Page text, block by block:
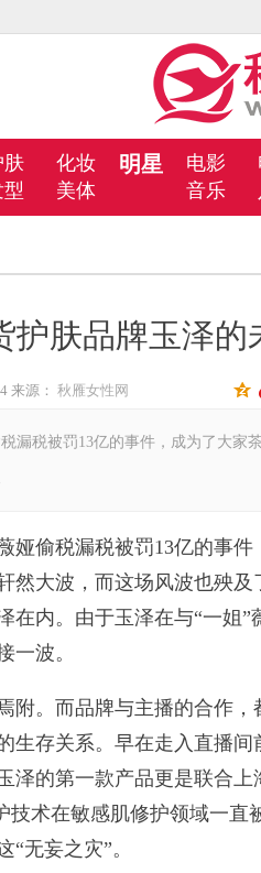
肤
化妆
美体
明星 电影
音乐
护肤品牌玉泽的
来源： 秋雁女性网
税被罚13亿的事件，成为了大家
偷税漏税被罚13亿的事件
然大波，而这场风波也殃
在内。由于玉泽在与“一姐”
一波。
。而品牌与主播的合作，
生存关系。早在走入直播
泽的第一款产品更是联合
技术在敏感肌修护领域一直
无妄之灾”。